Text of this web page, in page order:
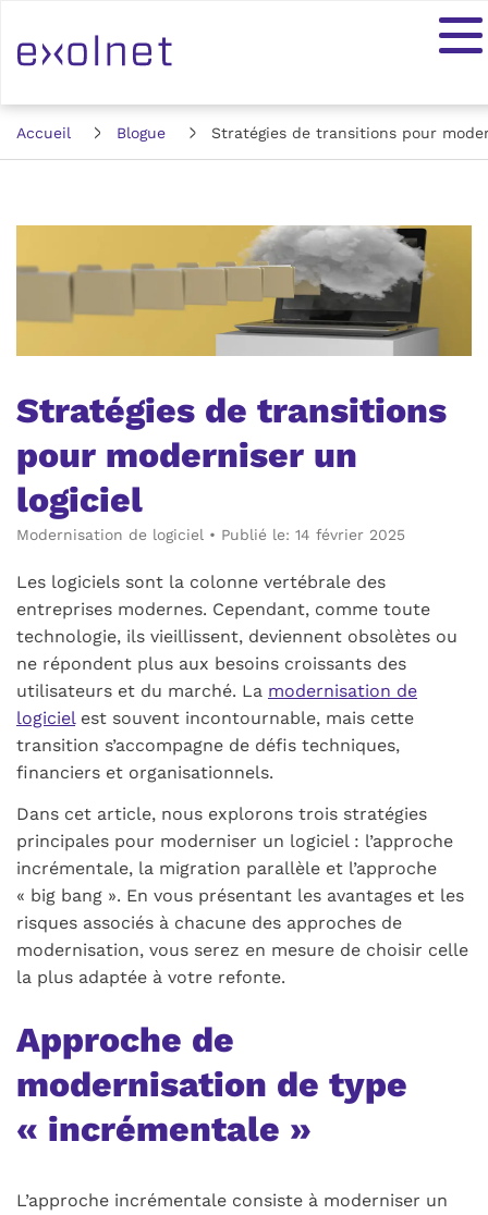
Accueil Blogue Stratégies de transitions pour
Stratégies de transitions
pour moderniser un
logiciel
Modernisation de logiciel • Publié le: 14 février 2025
Les logiciels sont la colonne vertébrale des
entreprises modernes. Cependant, comme toute
technologie, ils vieillissent, deviennent obsolètes ou
ne répondent plus aux besoins croissants des
utilisateurs et du marché. La modernisation de
logicielest souvent incontournable, mais cette
transition s’accompagne de défis techniques,
financiers et organisationnels.
Dans cet article, nous explorons trois stratégies
principales pour moderniser un logiciel : l’approche
incrémentale, la migration parallèle et l’approche
« big bang ». En vous présentant les avantages et les
risques associés à chacune des approches de
modernisation, vous serez en mesure de choisir celle
la plus adaptée à votre refonte.
Approche de
modernisation de type
« incrémentale »
L’approche incrémentale consiste à moderniser un